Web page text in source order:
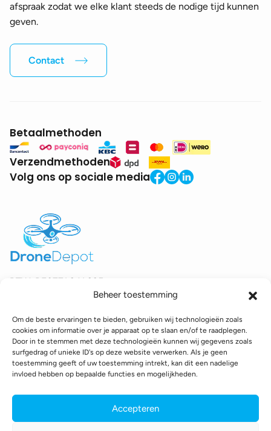
Beheer toestemming
Om de beste ervaringen te bieden, gebruiken wij technologieën zoals
cookies om informatie over je apparaat op te slaan en/of te raadplegen.
Door in te stemmen met deze technologieën kunnen wij gegevens zoals
surfgedrag of unieke ID's op deze website verwerken. Als je geen
toestemming geeft of uw toestemming intrekt, kan dit een nadelige
invloed hebben op bepaalde functies en mogelijkheden.
Accepteren
afspraak zodat we elke klant steeds de nodige tijd kunnen
geven.
Contact
Betaalmethoden
Verzendmethoden
Volg ons op sociale media
BTW: BE0771.941.935
© 2025 DroneDepot. Alle rechten voorbehouden.
Recyclagebijdrage Retourbeleid Betaalinformatie
VerzendinformatieToegankelijkheidsverklaring
Cookie policyPrivacy policyAlgemene voorwaarden
webshop gemaakt doorconversal